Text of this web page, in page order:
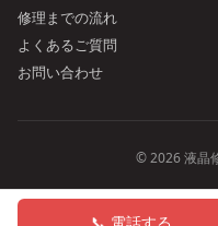
修理までの流れ
よくあるご質問
お問い合わせ
© 2026 液晶